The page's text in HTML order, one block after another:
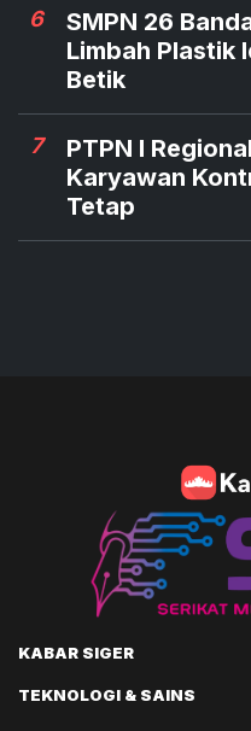
6
SMPN 26
Limbah Plastik
Betik
7
PTPN I
Karyawan
Tetap
KABAR SIGER
TEKNOLOGI & SAINS